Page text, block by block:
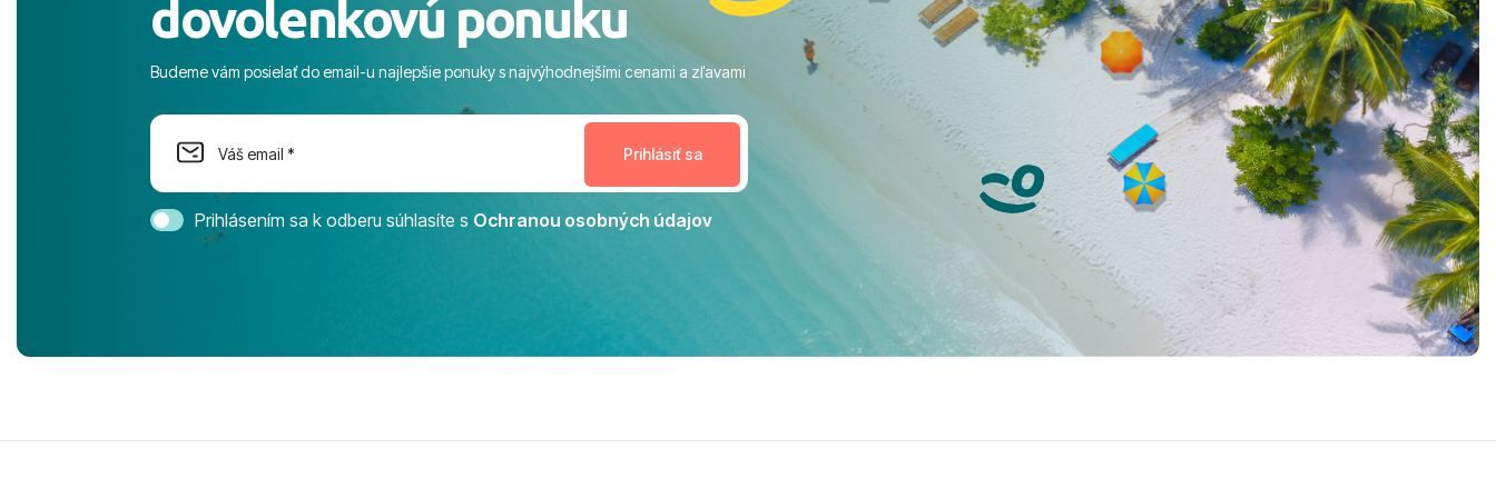
s pozvoľným vstupom do mora a teple
more. ​Program: Skvelé animácie a
na moment nenudil, no zároveň bol
dostatok priestoru na dokonalý relax. ​
Magic Life Jacaranda môžeme s čistým
svedomím odporučiť každému, kto hľadá
bezstarostnú dovolenku na vysokej
úrovni. Všetko bolo zabezpečené na
tešíme, kam s nami vyrazíte nabudúce!
Ďakujeme za skvelé spomienky. ​S
pozdravom a prianím mnohých ďalších
dovolenkovú ponuku
Budeme vám posielať do email-u najlepšie ponuky s najvýhodnejšími cenami a zľavami
Prihlásením sa k odberu súhlasíte s Ochranou osobných údajov